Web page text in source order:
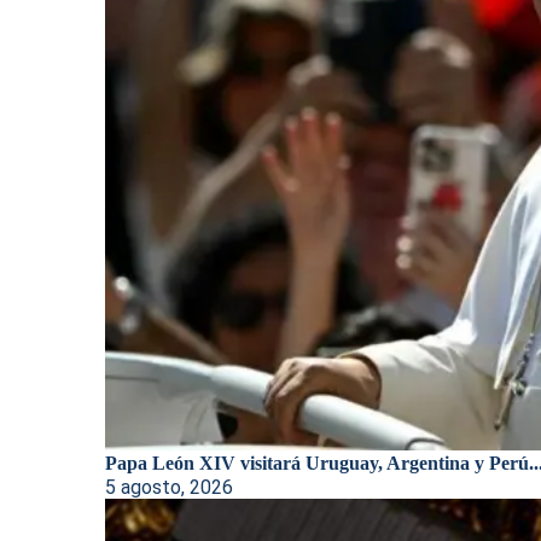
Papa León XIV visitará Uruguay, Argentina y
5 agosto, 2026